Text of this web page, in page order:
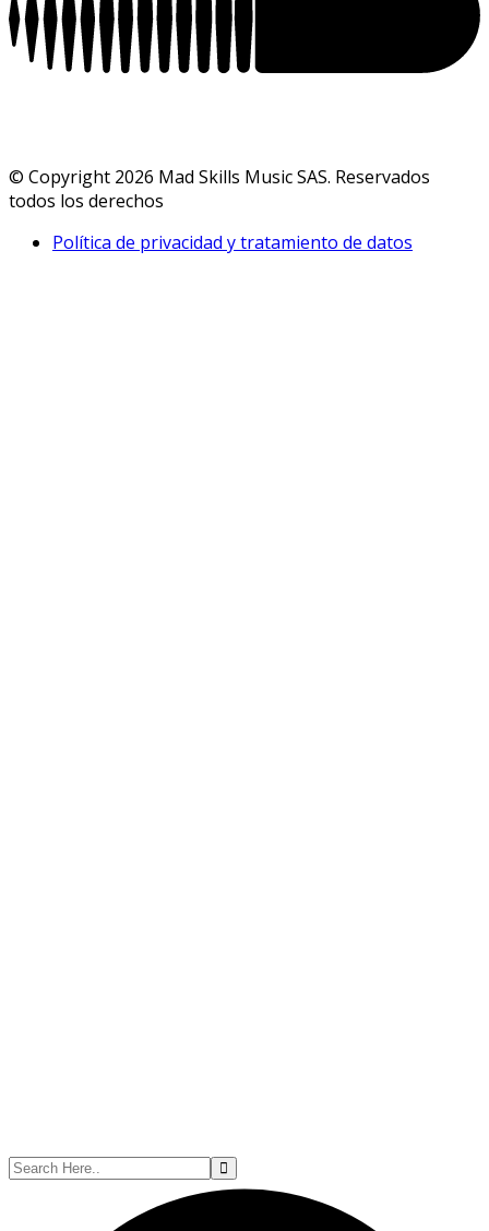
© Copyright 2026 Mad Skills Music SAS. Reservados
todos los derechos
Política de privacidad y tratamiento de datos